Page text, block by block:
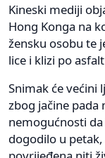
Kineski mediji
Hong Konga na
žensku osobu te
lice i klizi po
Snimak će većini
zbog jačine pada
nemogućnosti
dogodilo u